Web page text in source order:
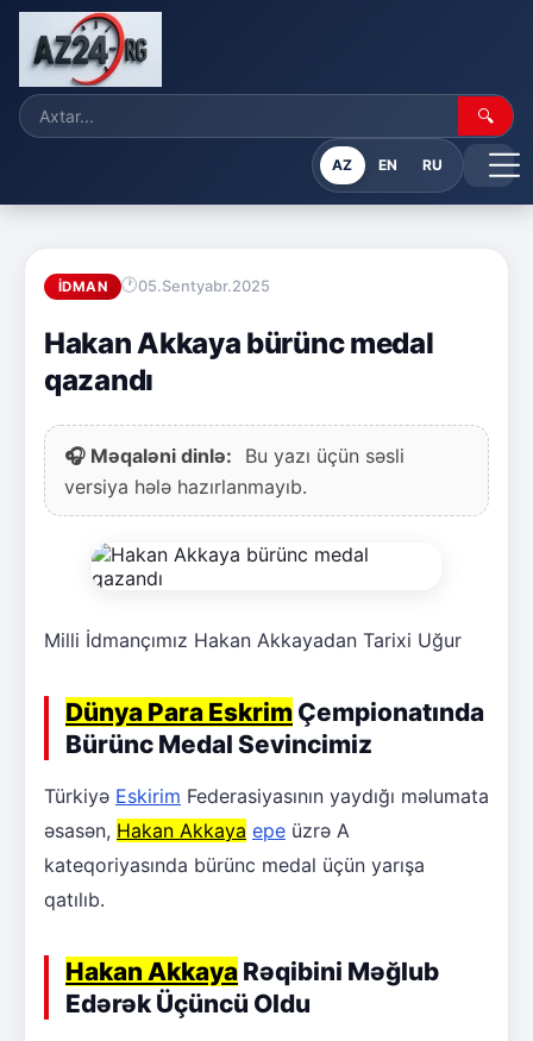
🔍
AZ EN RU
İDMAN 05.Sentyabr.2025
Hakan Akkaya bürünc medal
qazandı
🎧 Məqaləni dinlə:
Bu yazı üçün səsli
versiya hələ hazırlanmayıb.
Milli İdmançımız Hakan Akkayadan Tarixi Uğur
Dünya Para Eskrim Çempionatında
Bürünc Medal Sevincimiz
Türkiyə Eskirim Federasiyasının yaydığı məlumata
əsasən, Hakan Akkaya epe üzrə A
kateqoriyasında bürünc medal üçün yarışa
qatılıb.
Hakan Akkaya Rəqibini Məğlub
Edərək Üçüncü Oldu